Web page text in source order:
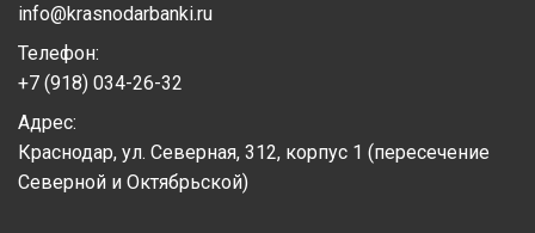
info@krasnodarbanki.ru
Телефон:
+7 (918) 034-26-32
Адрес:
Краснодар, ул. Северная, 312, корпус 1 (пересечение
Северной и Октябрьской)